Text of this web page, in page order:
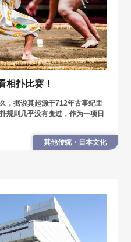
相扑比赛！
，据说其起源于712年古事纪里
规则几乎没有变过，作为一项日
其他传统・日本文化